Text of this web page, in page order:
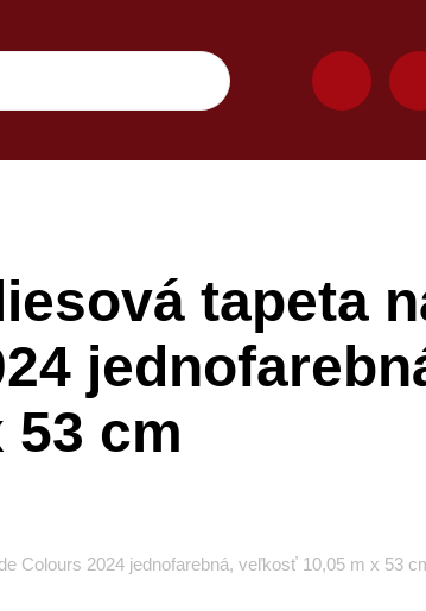
tapeta
cm
Colours 2024 jednofarebná, veľkosť 10,05 m x 53